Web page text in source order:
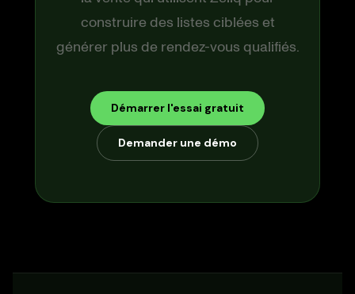
construire des listes ciblées et
générer plus de rendez-vous qualifiés.
Démarrer l'essai gratuit
Demander une démo